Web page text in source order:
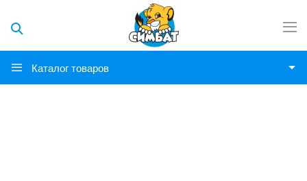
Каталог товаров